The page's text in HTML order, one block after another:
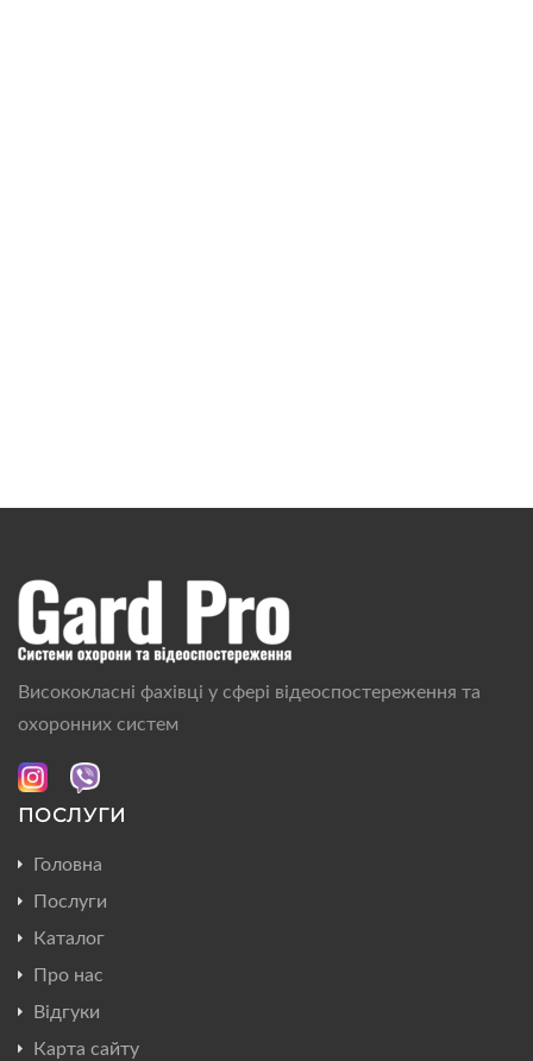
Висококласні фахівці у сфері відеоспостереження та
охоронних систем
ПОСЛУГИ
Головна
Послуги
Каталог
Про нас
Відгуки
Карта сайту